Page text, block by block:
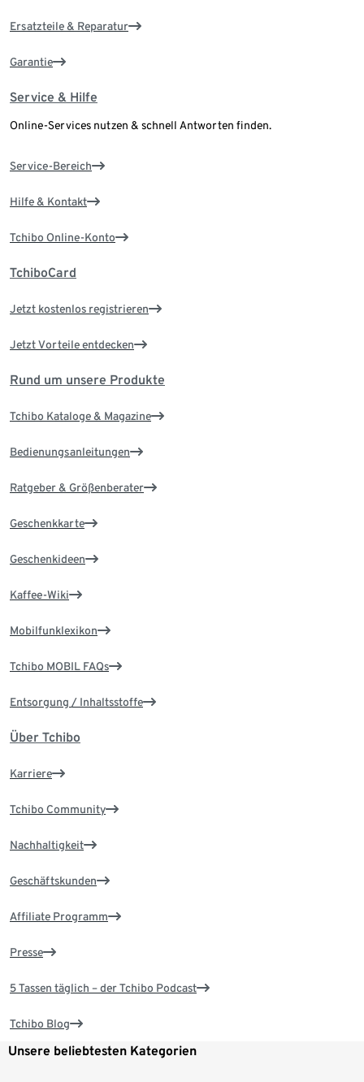
Ersatzteile & Reparatur
Garantie
Service & Hilfe
Online-Services nutzen & schnell Antworten finden.
Service-Bereich
Hilfe & Kontakt
Tchibo Online-Konto
TchiboCard
Jetzt kostenlos registrieren
Jetzt Vorteile entdecken
Rund um unsere Produkte
Tchibo Kataloge & Magazine
Bedienungsanleitungen
Ratgeber & Größenberater
Geschenkkarte
Geschenkideen
Kaffee-Wiki
Mobilfunklexikon
Tchibo MOBIL FAQs
Entsorgung / Inhaltsstoffe
Über Tchibo
Karriere
Tchibo Community
Nachhaltigkeit
Geschäftskunden
Affiliate Programm
Presse
5 Tassen täglich – der Tchibo Podcast
Tchibo Blog
Unsere beliebtesten Kategorien